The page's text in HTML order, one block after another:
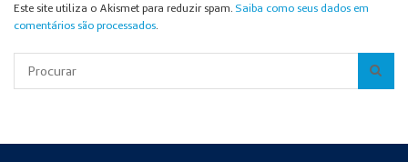
Este site utiliza o Akismet para reduzir spam. Saiba como seus dados em
comentários são processados.